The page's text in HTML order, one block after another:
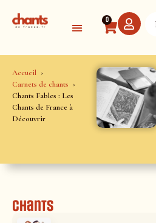
0
Accueil
Carnets de chants
Chants Fables : Les
Chants de France à
Découvrir
Chants